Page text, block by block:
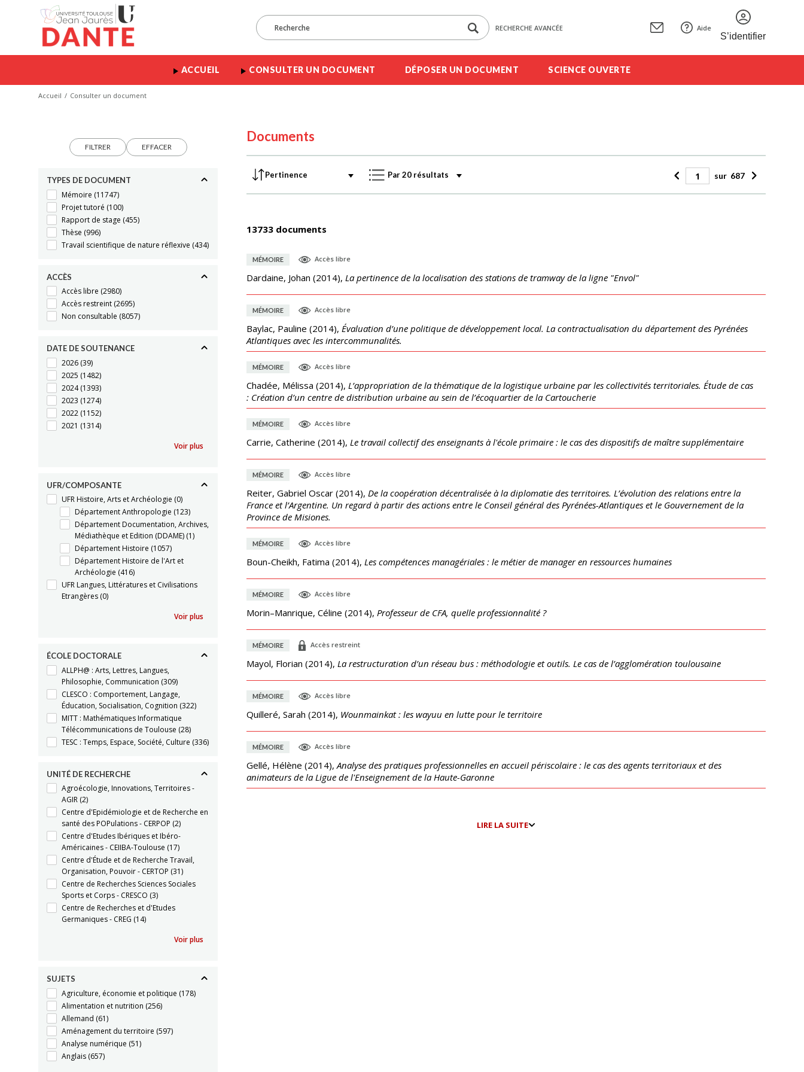
RECHERCHE AVANCÉE Aide
S’identifier
ACCUEIL CONSULTER UN DOCUMENT DÉPOSER UN DOCUMENT SCIENCE OUVERTE
Accueil Consulter un document
FILTRER EFFACER
TYPES DE DOCUMENT
Mémoire (11747)
Projet tutoré (100)
Rapport de stage (455)
Thèse (996)
Travail scientifique de nature réflexive (434)
ACCÈS
Accès libre (2980)
Accès restreint (2695)
Non consultable (8057)
DATE DE SOUTENANCE
2026 (39)
2025 (1482)
2024(1393)
2023 (1274)
2022 (1152)
2021 (1314)
Voir plus
UFR/COMPOSANTE
UFR Histoire, Arts et Archéologie (0)
Département Anthropologie (123)
Département Documentation, Archives,
Médiathèque et Edition (DDAME) (1)
Département Histoire (1057)
Département Histoire de l'Art et
Archéologie (416)
UFR Langues, Littératures et Civilisations
Etrangères (0)
Voir plus
ÉCOLE DOCTORALE
ALLPH@ : Arts, Lettres, Langues,
Philosophie, Communication (309)
CLESCO : Comportement, Langage,
Éducation, Socialisation, Cognition (322)
MITT : Mathématiques Informatique
Télécommunications de Toulouse (28)
TESC : Temps, Espace, Société, Culture (336)
UNITÉ DE RECHERCHE
Agroécologie, Innovations, Territoires -
AGIR (2)
Centre d'Epidémiologie et de Recherche en
santé des POPulations - CERPOP (2)
Centre d'Etudes Ibériques et Ibéro-
Américaines - CEIIBA-Toulouse (17)
Centre d'Étude et de Recherche Travail,
Organisation, Pouvoir - CERTOP (31)
Centre de Recherches Sciences Sociales
Sports et Corps - CRESCO (3)
Centre de Recherches et d'Etudes
Germaniques - CREG (14)
Voir plus
SUJETS
Agriculture, économie et politique (178)
Alimentation et nutrition (256)
Allemand (61)
Aménagement du territoire (597)
Analyse numérique (51)
Anglais (657)
Documents
sur 687
13733 documents
MÉMOIRE Accès libre
Dardaine, Johan (2014), La pertinence de la localisation des stations de tramway de la ligne "Envol"
MÉMOIRE Accès libre
Baylac, Pauline (2014), Évaluation d’une politique de développement local. La contractualisation du département des Pyrénées
Atlantiques avec les intercommunalités.
MÉMOIRE Accès libre
Chadée, Mélissa (2014), L’appropriation de la thématique de la logistique urbaine par les collectivités territoriales. Étude de cas
: Création d’un centre de distribution urbaine au sein de l’écoquartier de la Cartoucherie
MÉMOIRE Accès libre
Carrie, Catherine (2014), Le travail collectif des enseignants à l'école primaire : le cas des dispositifs de maître supplémentaire
MÉMOIRE Accès libre
Reiter, Gabriel Oscar (2014), De la coopération décentralisée à la diplomatie des territoires. L’évolution des relations entre la
France et l’Argentine. Un regard à partir des actions entre le Conseil général des Pyrénées-Atlantiques et le Gouvernement de la
Province de Misiones.
MÉMOIRE Accès libre
Boun-Cheikh, Fatima (2014), Les compétences managériales : le métier de manager en ressources humaines
MÉMOIRE Accès libre
Morin–Manrique, Céline (2014), Professeur de CFA, quelle professionnalité ?
MÉMOIRE Accès restreint
Mayol, Florian (2014), La restructuration d’un réseau bus : méthodologie et outils. Le cas de l’agglomération toulousaine
MÉMOIRE Accès libre
Quilleré, Sarah (2014), Wounmainkat : les wayuu en lutte pour le territoire
MÉMOIRE Accès libre
Gellé, Hélène (2014),Analyse des pratiques professionnelles en accueil périscolaire : le cas des agents territoriaux et des
animateurs de la Ligue de l'Enseignement de la Haute-Garonne
LIRE LA SUITE